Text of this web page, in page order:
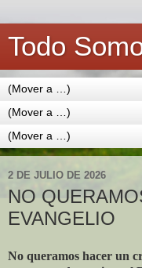
Todo
2 DE JULIO DE 2026
NO
EVANGELIO
No queramos hacer un